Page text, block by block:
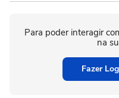
Para poder interagir
na
Fazer